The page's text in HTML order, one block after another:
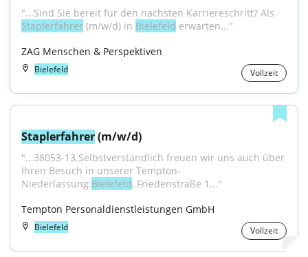
Staplerfahrer (m/w/d) in Bielefeld erwarten..."
ZAG Menschen & Perspektiven
Bielefeld Vollzeit
Staplerfahrer (m/w/d)
"...38053-13.Selbstverständlich freuen wir uns auch über
Ihren Besuch in unserer Tempton-
Niederlassung:Bielefeld, Friedenstraße 1..."
Tempton Personaldienstleistungen GmbH
Bielefeld Vollzeit